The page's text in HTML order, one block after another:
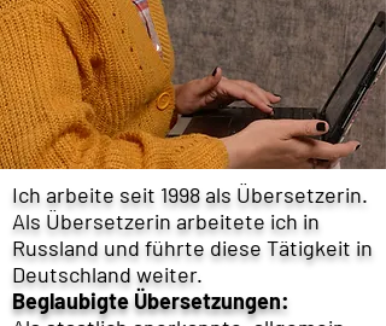
Ich arbeite seit 1998 als Übersetzerin.
Als Übersetzerin arbeitete ich in
Russland und führte diese Tätigkeit in
Deutschland weiter.
Beglaubigte Übersetzungen: